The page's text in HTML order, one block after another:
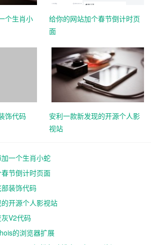
个生肖小
给你的网站加个春节倒计时页
面
饰代码
安利一款新发现的开源个人影
视站
一个生肖小蛇
节倒计时页面
装饰代码
开源个人影视站
V2代码
的浏览器扩展